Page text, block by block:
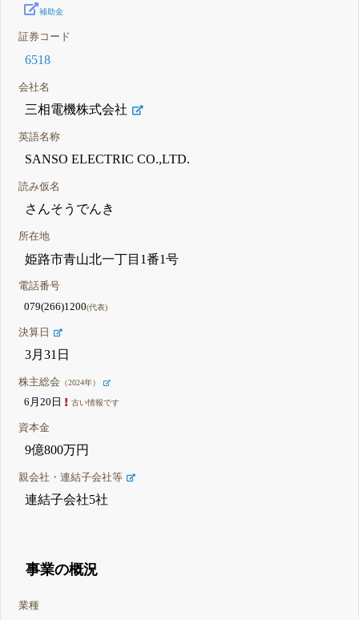
補助金
証券コード
6518
会社名
三相電機株式会社
英語名称
SANSO ELECTRIC CO.,LTD.
読み仮名
さんそうでんき
所在地
姫路市青山北一丁目1番1号
電話番号
079(266)1200(代表)
決算日
3月31日
株主総会 （2024年）
6月20日 古い情報です
資本金
9億800万円
親会社・連結子会社等
連結子会社5社
事業の概況
業種